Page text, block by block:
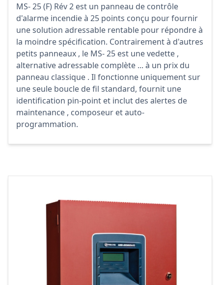
MS- 25 (F) Rév 2 est un panneau de contrôle
d'alarme incendie à 25 points conçu pour fournir
une solution adressable rentable pour répondre à
la moindre spécification. Contrairement à d'autres
petits panneaux , le MS- 25 est une vedette ,
alternative adressable complète ... à un prix du
panneau classique . Il fonctionne uniquement sur
une seule boucle de fil standard, fournit une
identification pin-point et inclut des alertes de
maintenance , composeur et auto-
programmation.